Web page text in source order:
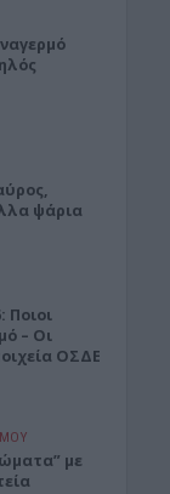
ψάρια
Ποιοι
– Οι
ΟΣΔΕ
με